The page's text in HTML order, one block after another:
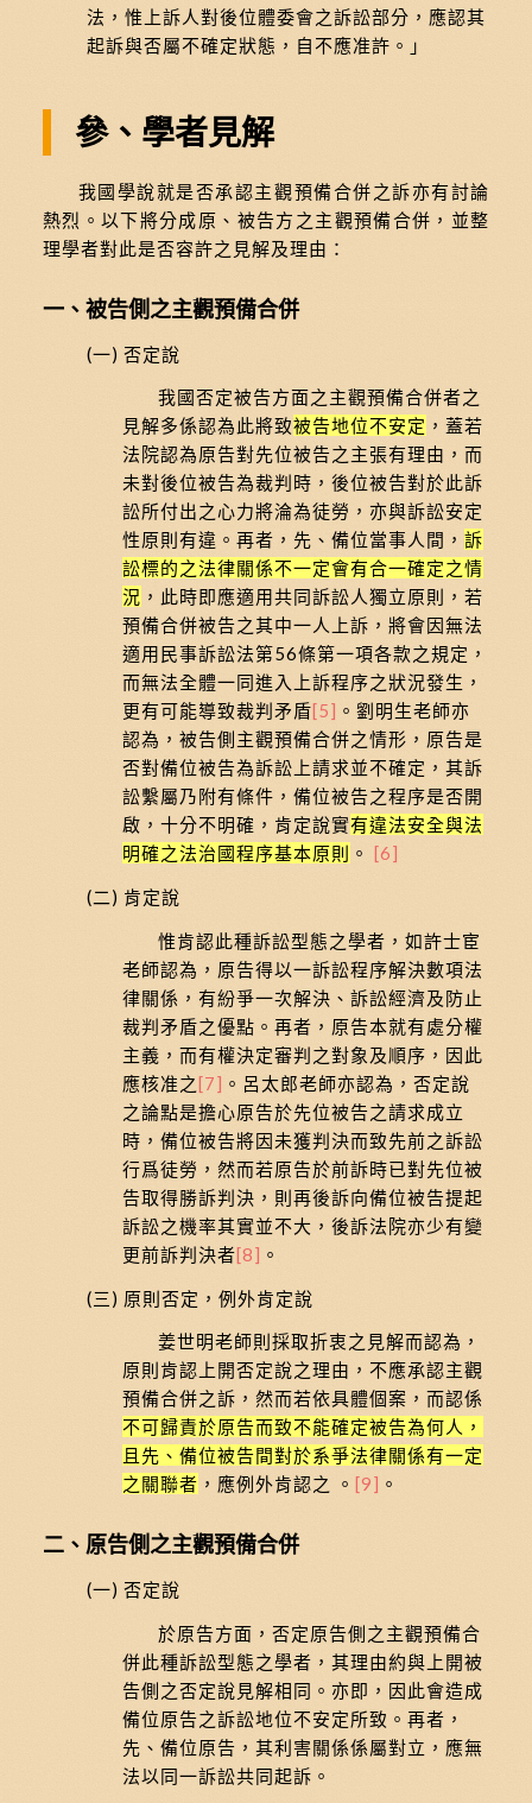
法，惟上訴人對後位體委會之訴訟部分，應認其
起訴與否屬不確定狀態，自不應准許。」
參、學者見解
我國學說就是否承認主觀預備合併之訴亦有討論
熱烈。以下將分成原、被告方之主觀預備合併，並整
理學者對此是否容許之見解及理由：
一、被告側之主觀預備合併
(一) 否定說
我國否定被告方面之主觀預備合併者之
見解多係認為此將致被告地位不安定 ，蓋若
法院認為原告對先位被告之主張有理由，而
未對後位被告為裁判時，後位被告對於此訴
訟所付出之心力將淪為徒勞，亦與訴訟安定
性原則有違。再者，先、備位當事人間，訴
訟標的之法律關係不一定會有合一確定之情
況 ，此時即應適用共同訴訟人獨立原則，若
預備合併被告之其中一人上訴，將會因無法
適用民事訴訟法第56條第一項各款之規定，
而無法全體一同進入上訴程序之狀況發生，
更有可能導致裁判矛盾[5] 。劉明生老師亦
認為，被告側主觀預備合併之情形，原告是
否對備位被告為訴訟上請求並不確定，其訴
訟繫屬乃附有條件，備位被告之程序是否開
啟，十分不明確，肯定說實有違法安全與法
明確之法治國程序基本原則
。 [6]
(二) 肯定說
惟肯認此種訴訟型態之學者，如許士宦
老師認為，原告得以一訴訟程序解決數項法
律關係，有紛爭一次解決、訴訟經濟及防止
裁判矛盾之優點。再者，原告本就有處分權
主義，而有權決定審判之對象及順序，因此
應核准之[7] 。呂太郎老師亦認為，否定說
之論點是擔心原告於先位被告之請求成立
時，備位被告將因未獲判決而致先前之訴訟
行爲徒勞，然而若原告於前訴時已對先位被
告取得勝訴判決，則再後訴向備位被告提起
訴訟之機率其實並不大，後訴法院亦少有變
更前訴判決者[8] 。
(三) 原則否定，例外肯定說
姜世明老師則採取折衷之見解而認為，
原則肯認上開否定說之理由，不應承認主觀
預備合併之訴，然而若依具體個案，而認係
不可歸責於原告而致不能確定被告為何人，
且先、備位被告間對於系爭法律關係有一定
之關聯者 ，應例外肯認之 。 [9] 。
二、原告側之主觀預備合併
(一) 否定說
於原告方面，否定原告側之主觀預備合
併此種訴訟型態之學者，其理由約與上開被
告側之否定說見解相同。亦即，因此會造成
備位原告之訴訟地位不安定所致。再者，
先、備位原告，其利害關係係屬對立，應無
法以同一訴訟共同起訴。